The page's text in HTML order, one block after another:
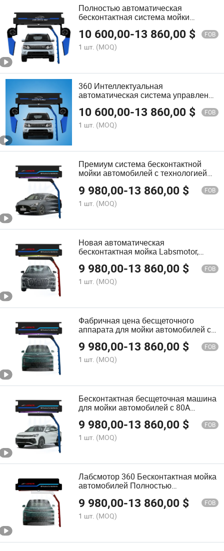
Полностью автоматическая
бесконтактная система мойки
автомобилей с 100A воздушным
переключателем для мойки
автомобилей
10 600,00-13 860,00 $ FOB
1 шт. (MOQ)
360 Интеллектуальная
автоматическая система управления
автоматической мойки автомобилей
по хорошей цене
10 600,00-13 860,00 $ FOB
1 шт. (MOQ)
Премиум система бесконтактной
мойки автомобилей с технологией
9 980,00-13 860,00 $ FOB
1 шт. (MOQ)
Новая автоматическая
бесконтактная мойка Labsmotor,
высоконапорный мойщик для
автомобилей
9 980,00-13 860,00 $ FOB
1 шт. (MOQ)
Фабричная цена бесщеточного
аппарата для мойки автомобилей с
9 980,00-13 860,00 $ FOB
1 шт. (MOQ)
Бесконтактная бесщеточная машина
для мойки автомобилей с 80A
воздушным переключателем
9 980,00-13 860,00 $ FOB
1 шт. (MOQ)
Лабсмотор 360 Бесконтактная мойка
автомобилей Полностью
с умной 6 системой сушки
9 980,00-13 860,00 $ FOB
1 шт. (MOQ)